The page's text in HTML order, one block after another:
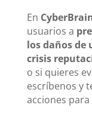
En
usuarios a
los daños
crisis
o si quieres
escríbenos y
acciones